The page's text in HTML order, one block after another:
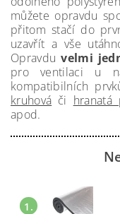
můžete opravdu
přitom stačí do
uzavřít a vše
Opravduvelmi
pro ventilaci u
kompatibilních
kruhová či hranatá
apod.
1.